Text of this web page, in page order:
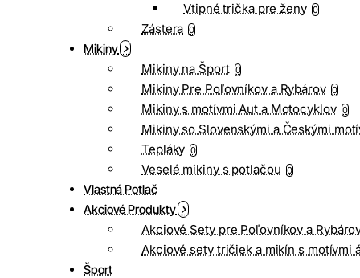
Vtipné trička pre ženy 0
Zástera 0
Mikiny
Mikiny na Šport 0
Mikiny Pre Poľovníkov a Rybárov 0
Mikiny s motívmi Aut a Motocyklov 0
Mikiny so Slovenskými a Českými
Tepláky 0
Veselé mikiny s potlačou 0
Vlastná Potlač
Akciové Produkty
Akciové Sety pre Poľovníkov a
Akciové sety tričiek a mikín s motívmi
Šport